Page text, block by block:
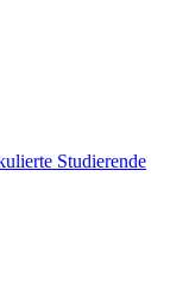
Studierende